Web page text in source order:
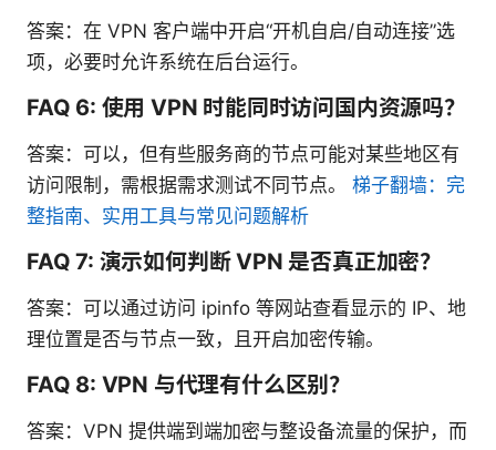
答案：在 VPN 客户端中开启“开机自启/自动连接”选
项，必要时允许系统在后台运行。
FAQ 6: 使用 VPN 时能同时访问国内资源吗？
答案：可以，但有些服务商的节点可能对某些地区有
访问限制，需根据需求测试不同节点。 梯子翻墙：完
整指南、实用工具与常见问题解析
FAQ 7: 演示如何判断 VPN 是否真正加密？
答案：可以通过访问 ipinfo 等网站查看显示的 IP、地
理位置是否与节点一致，且开启加密传输。
FAQ 8: VPN 与代理有什么区别？
答案：VPN 提供端到端加密与整设备流量的保护，而